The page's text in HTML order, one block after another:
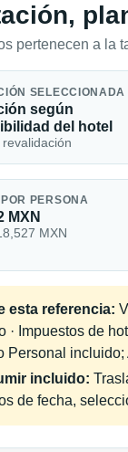
pertenecen a la
SELECCIONADA
según
del hotel
PERSONA
MXN
MXN
esta referencia:
· Impuestos de
Personal
incluido:
de fecha,